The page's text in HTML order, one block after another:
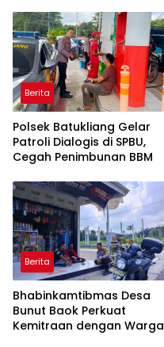
Berita
Polsek Batukliang Gelar
Patroli Dialogis di SPBU,
Cegah Penimbunan BBM
Berita
Bhabinkamtibmas Desa
Bunut Baok Perkuat
Kemitraan dengan Warga